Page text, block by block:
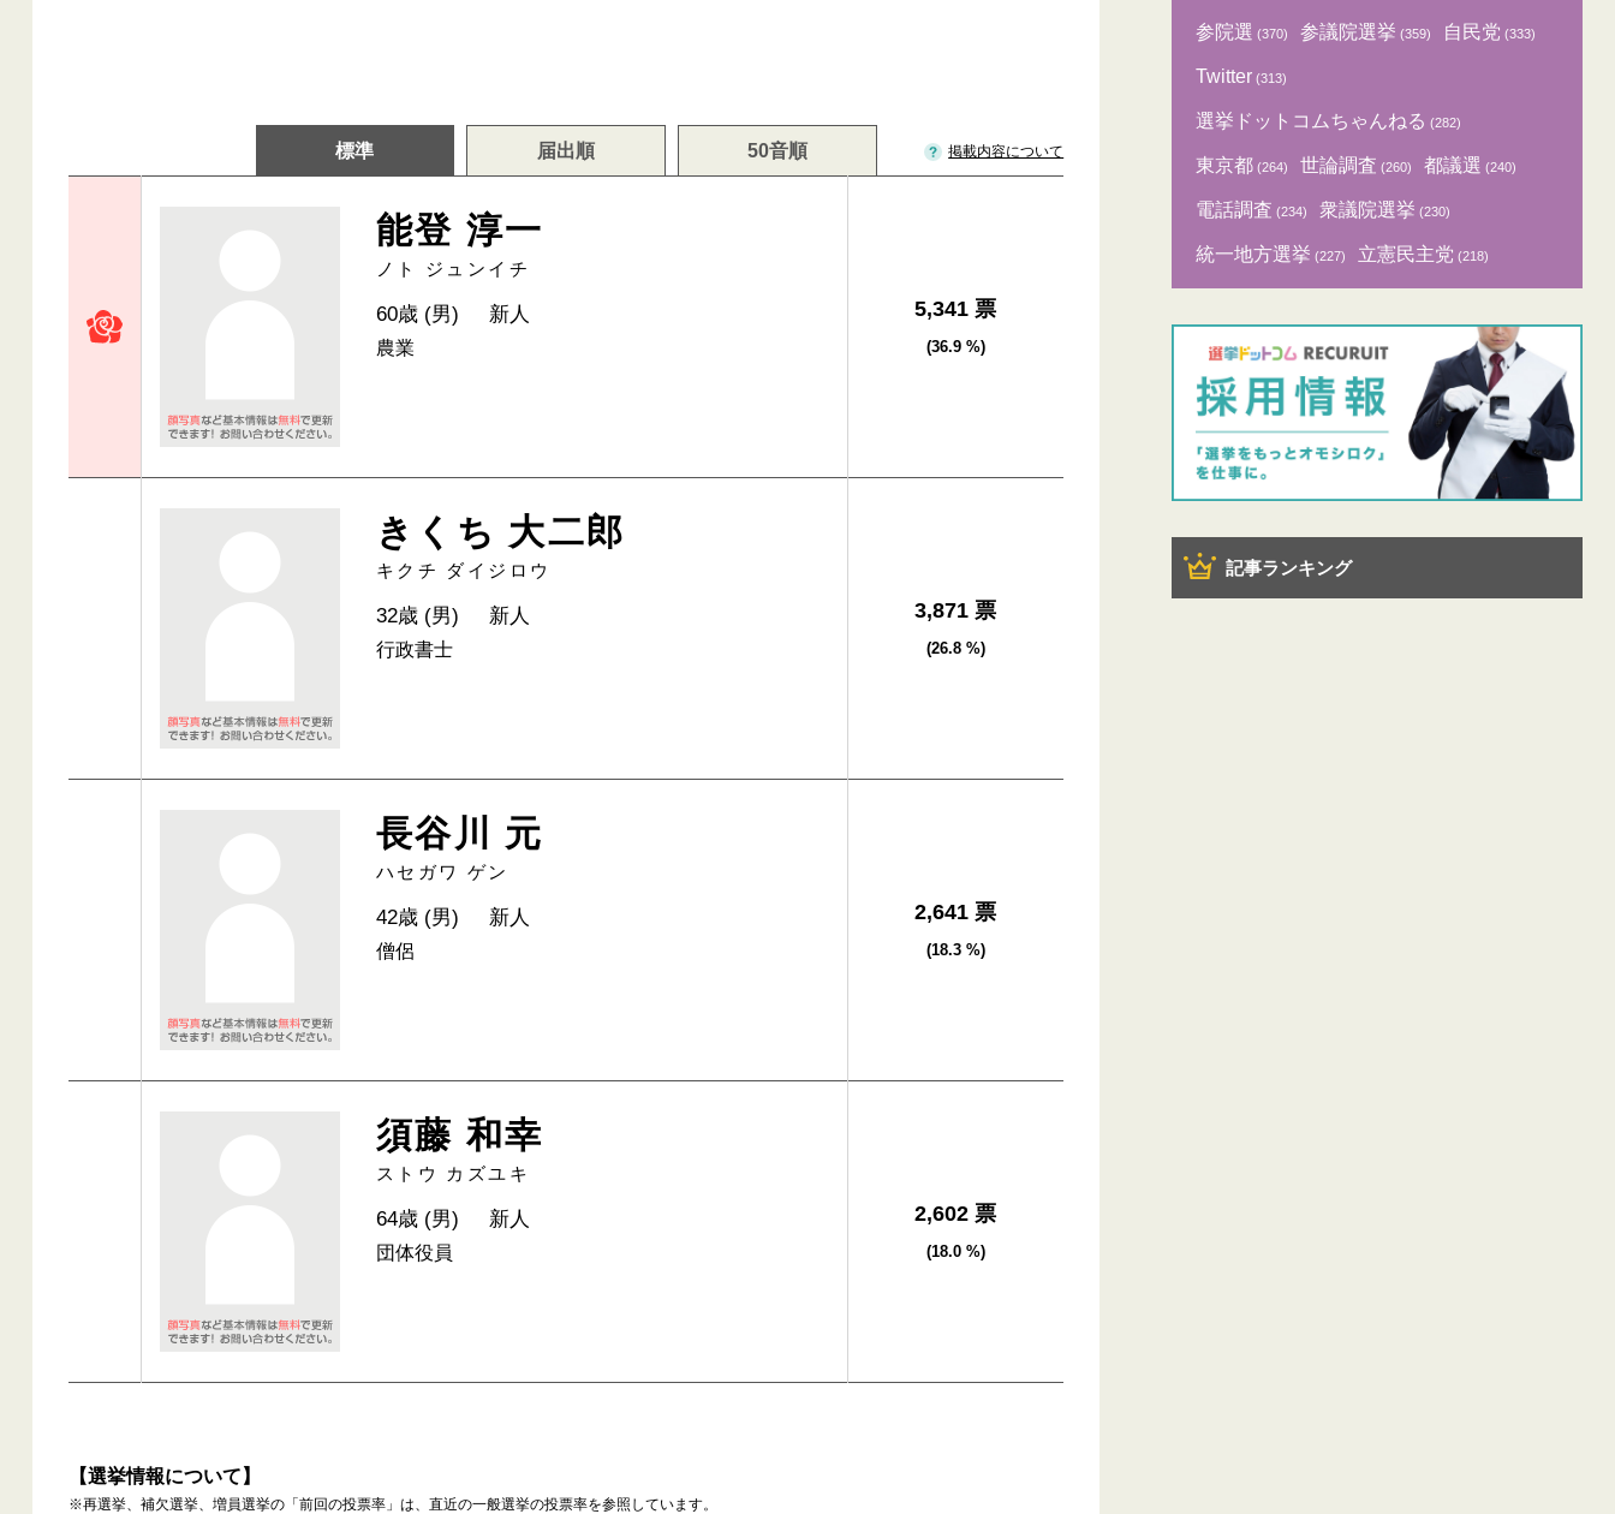
標準 届出順 50音順 掲載内容について
能登 淳一
ノト ジュンイチ
60歳 (男) 新人
農業
5,341 票
(36.9 %)
きくち 大二郎
キクチ ダイジロウ
32歳 (男) 新人
行政書士
3,871 票
(26.8 %)
長谷川 元
ハセガワ ゲン
42歳 (男) 新人
僧侶
2,641 票
(18.3 %)
須藤 和幸
ストウ カズユキ
64歳 (男) 新人
団体役員
2,602 票
(18.0 %)
【選挙情報について】
※再選挙、補欠選挙、増員選挙の「前回の投票率」は、直近の一般選挙の投票率を参照しています。
参院選 (370) 参議院選挙 (359) 自民党 (333)
Twitter (313)
選挙ドットコムちゃんねる (282)
東京都 (264) 世論調査 (260) 都議選 (240)
電話調査 (234) 衆議院選挙 (230)
統一地方選挙 (227) 立憲民主党 (218)
記事ランキング